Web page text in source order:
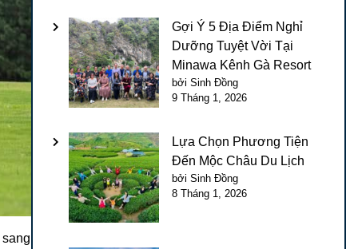
Gợi Ý 5 Địa Điểm Nghỉ
Dưỡng Tuyệt Vời Tại
Minawa Kênh Gà Resort
bởi Sinh Đồng
9 Tháng 1, 2026
Lựa Chọn Phương Tiện
Đến Mộc Châu Du Lịch
bởi Sinh Đồng
8 Tháng 1, 2026